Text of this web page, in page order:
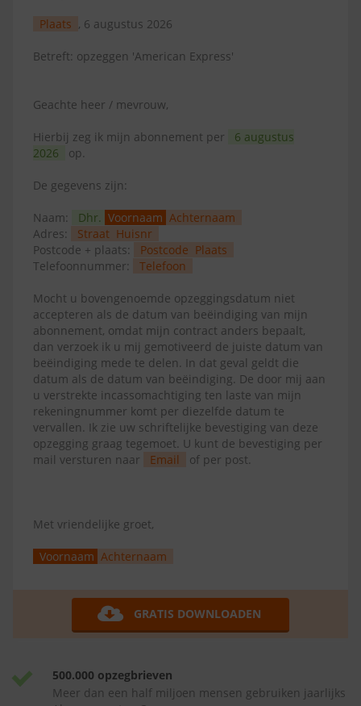
Plaats , 6 augustus 2026
Betreft: opzeggen 'American Express'
Geachte heer / mevrouw,
Hierbij zeg ik mijn abonnement per
6 augustus
2026
op.
De gegevens zijn:
Naam: Dhr. Voornaam Achternaam
Adres:
Straat Huisnr
Postcode + plaats:
Postcode Plaats
Telefoonnummer:
Telefoon
Mocht u bovengenoemde opzeggingsdatum niet
accepteren als de datum van beëindiging van mijn
abonnement, omdat mijn contract anders bepaalt,
dan verzoek ik u mij gemotiveerd de juiste datum van
beëindiging mede te delen. In dat geval geldt die
datum als de datum van beëindiging. De door mij aan
u verstrekte incassomachtiging ten laste van mijn
rekeningnummer komt per diezelfde datum te
vervallen. Ik zie uw schriftelijke bevestiging van deze
opzegging graag tegemoet. U kunt de bevestiging per
mail versturen naar
Email of per post.
Met vriendelijke groet,
Voornaam Achternaam
GRATIS DOWNLOADEN
500.000 opzegbrieven
Meer dan een half miljoen mensen gebruiken jaarlijks